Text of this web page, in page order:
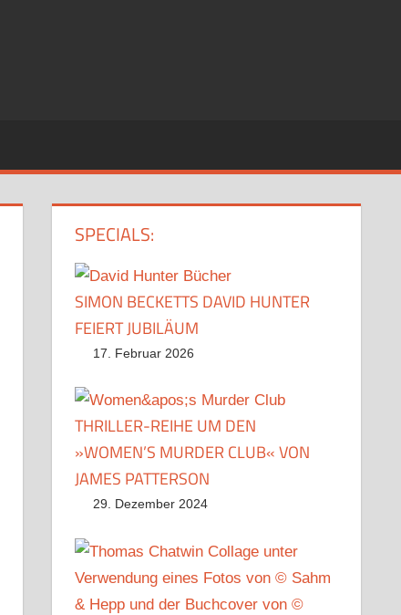
SPECIALS:
SIMON BECKETTS DAVID HUNTER
FEIERT JUBILÄUM
17. Februar 2026
THRILLER-REIHE UM DEN
»WOMEN’S MURDER CLUB« VON
JAMES PATTERSON
29. Dezember 2024